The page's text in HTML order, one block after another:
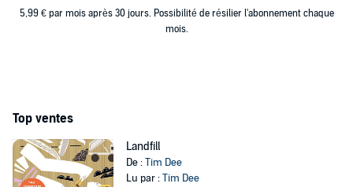
5,99 € par mois après 30 jours. Possibilité de résilier l'abonnement chaque
mois.
Top ventes
Landfill
De :Tim Dee
Lu par :Tim Dee